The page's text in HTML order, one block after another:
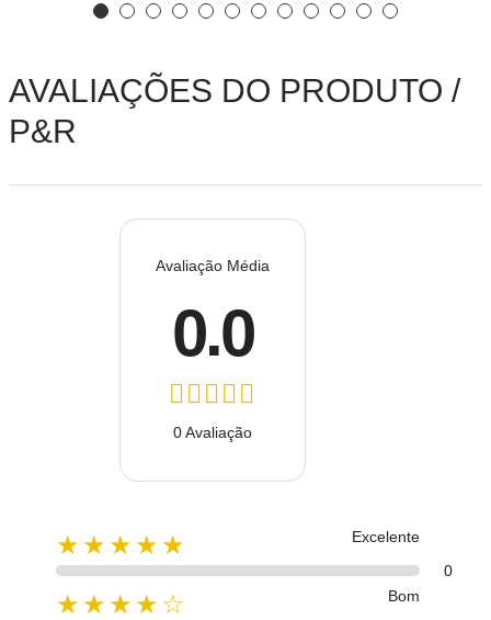
AVALIAÇÕES DO PRODUTO /
P&R
Avaliação Média
0.0
0 Avaliação
★★★★★
Excelente
0
★★★★☆
Bom